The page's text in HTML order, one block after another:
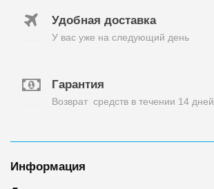
Удобная доставка
У вас уже на следующий день
Гарантия
Возврат средств в течении 14 дней
Информация